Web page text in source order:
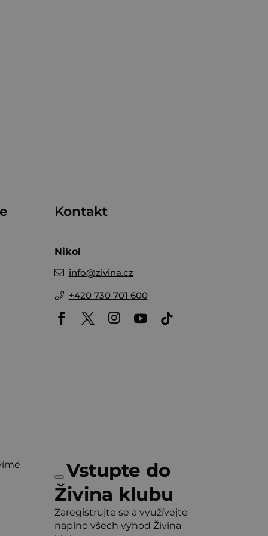
Kontakt
Nikol
info@zivina.cz
+420 730 701 600
Vstupte do
Živina klubu
Zaregistrujte se a využívejte
naplno všech výhod Živina